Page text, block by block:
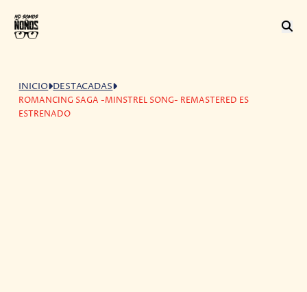
INICIO DESTACADAS
ROMANCING SAGA -MINSTREL SONG- REMASTERED ES
ESTRENADO